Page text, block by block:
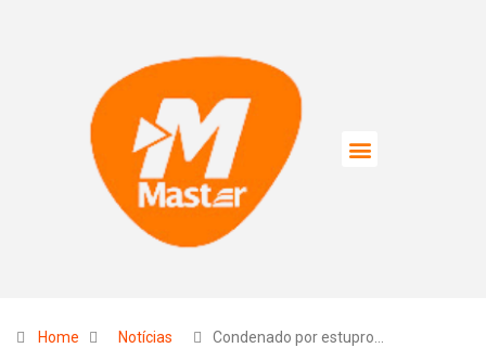
Home Notícias Condenado por estupro…